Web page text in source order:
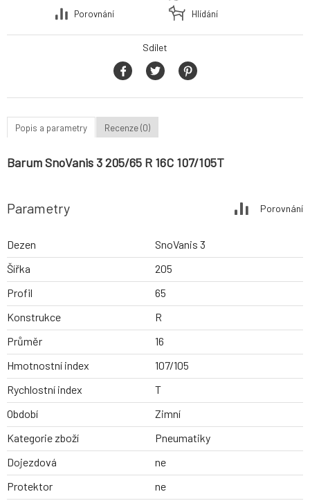
Porovnání
Hlídání
Sdílet
Popis a parametry Recenze (0)
Barum SnoVanis 3 205/65 R 16C 107/105T
Parametry Porovnání
Dezen
SnoVanis 3
Šířka
205
Profil
65
Konstrukce
R
Průměr
16
Hmotnostní index
107/105
Rychlostní index
T
Období
Zimní
Kategorie zboží
Pneumatiky
Dojezdová
ne
Protektor
ne